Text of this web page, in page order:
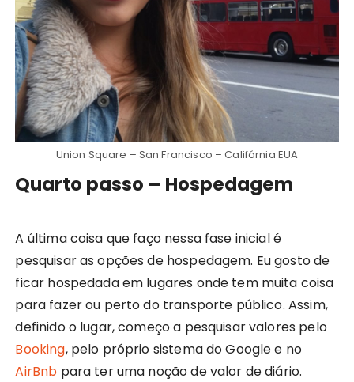
Union Square – San Francisco – Califórnia EUA
Quarto passo – Hospedagem
A última coisa que faço nessa fase inicial é
pesquisar as opções de hospedagem. Eu gosto de
ficar hospedada em lugares onde tem muita coisa
para fazer ou perto do transporte público. Assim,
definido o lugar, começo a pesquisar valores pelo
Booking, pelo próprio sistema do Google e no
AirBnb para ter uma noção de valor de diário.